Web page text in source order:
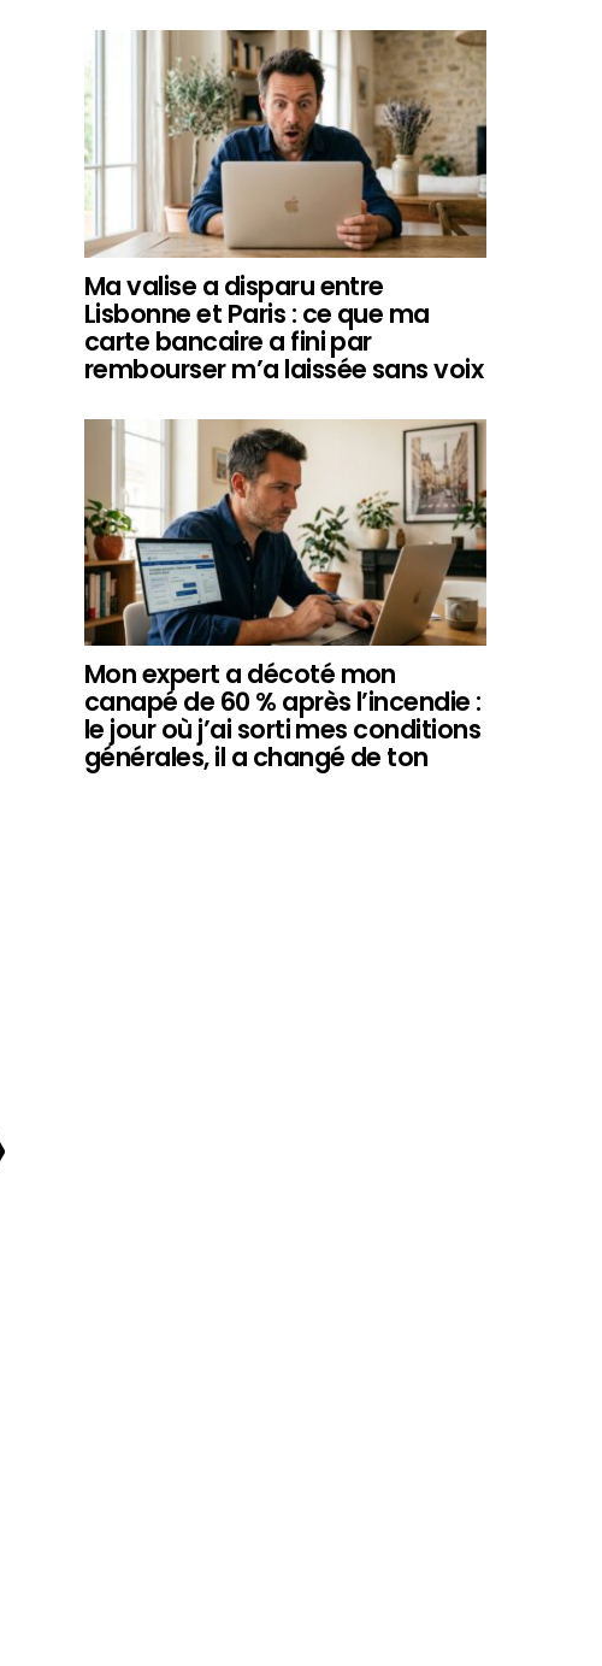
Ma valise a disparu entre
Lisbonne et Paris : ce que ma
carte bancaire a fini par
rembourser m’a laissée sans voix
Mon expert a décoté mon
canapé de 60 % après l’incendie :
le jour où j’ai sorti mes conditions
générales, il a changé de ton